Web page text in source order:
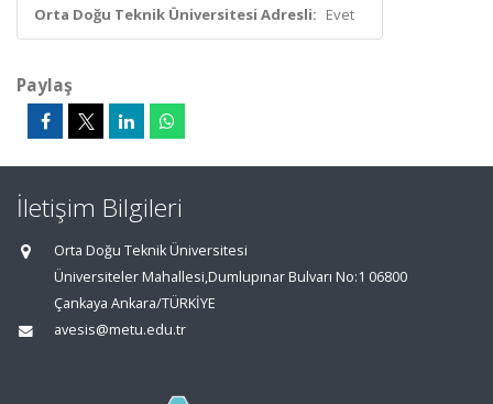
Orta Doğu Teknik Üniversitesi Adresli: Evet
Paylaş
İletişim Bilgileri
Orta Doğu Teknik Üniversitesi
Üniversiteler Mahallesi,Dumlupınar Bulvarı No:1 06800
Çankaya Ankara/TÜRKİYE
avesis@metu.edu.tr